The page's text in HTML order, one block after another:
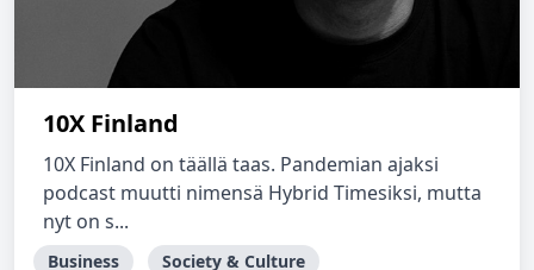
10X Finland
10X Finland on täällä taas. Pandemian ajaksi
podcast muutti nimensä Hybrid Timesiksi, mutta
nyt on s...
Business Society & Culture